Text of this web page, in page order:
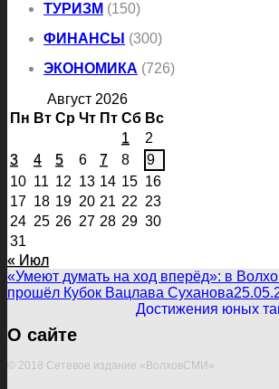
ТУРИЗМ (150)
ФИНАНСЫ (300)
ЭКОНОМИКА (726)
Август 2026
Пн Вт Ср Чт Пт Сб Вс
1
2
3
4 5 6 7 8
9
10 11 12 13 14 15 16
17 18 19 20 21 22 23
24 25 26 27 28 29 30
31
« Июл
«Умеют думать на ход вперёд»: в
прошёл Кубок Вацлава Суханова
Достижения юных
О сайте
© 2018 Сетевое издание «ВолховСМИ»